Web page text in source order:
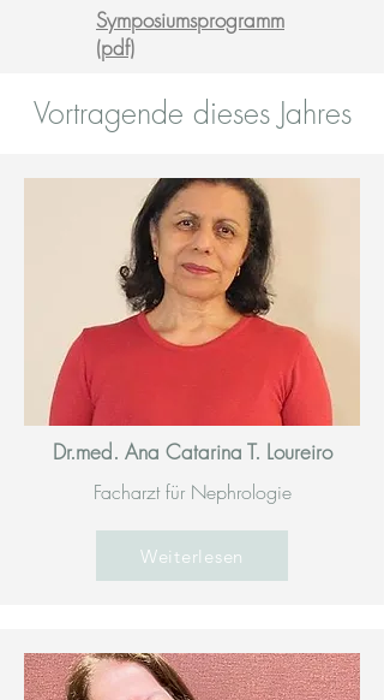
Symposiumsprogramm
(pdf)
Vortragende dieses Jahres
Dr.med. Ana Catarina T. Loureiro
Facharzt für Nephrologie
Weiterlesen